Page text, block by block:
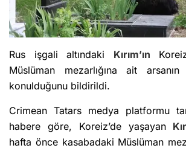
Rus işgali altındaki Kırım’ın
Müslüman mezarlığına ait
konulduğunu bildirildi.
Crimean Tatars medya platformu
habere göre, Koreiz’de yaşayan
hafta önce kasabadaki Müslüman